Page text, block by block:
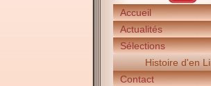
Accueil
Actualités
Sélections
Histoire d'en
Contact